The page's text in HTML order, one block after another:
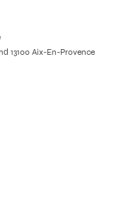
13100 Aix-En-Provence